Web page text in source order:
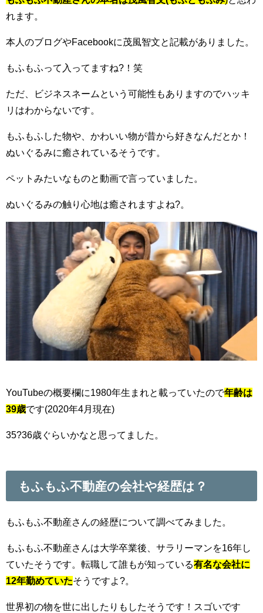
れます。
本人のブログやFacebookに茂風智文と記載がありました。
もふもふって入ってますね?！笑
ただ、ビジネスネームという可能性もありますのでハッキ
リはわからないです。
もふもふした物や、かわいい物が昔から好きなんだとか！
ぬいぐるみに癒されているそうです。
ペットみたいなものと動画で言っていました。
ぬいぐるみの触り心地は癒されますよね?。
YouTubeの概要欄に1980年生まれと載っていたので年齢は
39歳です(2020年4月現在)
35?36歳ぐらいかなと思ってました。
もふもふ不動産の会社や経歴は？
もふもふ不動産さんの経歴について調べてみました。
もふもふ不動産さんは大学卒業後、サラリーマンを16年し
ていたそうです。転職して誰もが知っている有名な会社に
12年勤めていたそうですよ?。
世界初の物を世に出したりもしたそうです！スゴいです